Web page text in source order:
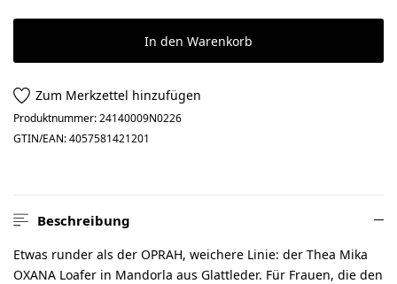
In den Warenkorb
Zum Merkzettel hinzufügen
Produktnummer:24140009N0226
GTIN/EAN:4057581421201
Beschreibung
Etwas runder als der OPRAH, weichere Linie: der Thea Mika
OXANA Loafer in Mandorla aus Glattleder. Für Frauen, die den